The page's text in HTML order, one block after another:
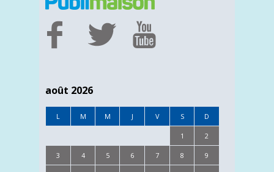
août 2026
L M M J V S D
1 2
3 4 5 6 7 8 9